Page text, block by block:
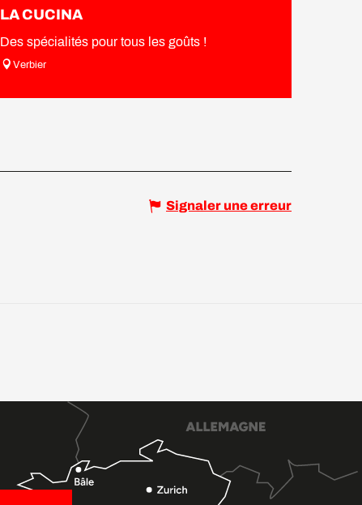
LA CUCINA
Des spécialités pour tous les goûts !
Verbier
Signaler une erreur